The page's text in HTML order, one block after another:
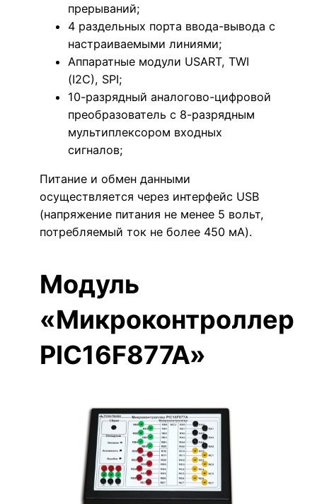
прерываний;
4 раздельных порта ввода-вывода с
настраиваемыми линиями;
Аппаратные модули USART, TWI
(I2C), SPI;
10-разрядный аналогово-цифровой
преобразователь с 8-разрядным
мультиплексором входных
сигналов;
Питание и обмен данными
осуществляется через интерфейс USB
(напряжение питания не менее 5 вольт,
потребляемый ток не более 450 мА).
Модуль
«Микроконтроллер
PIC16F877A»